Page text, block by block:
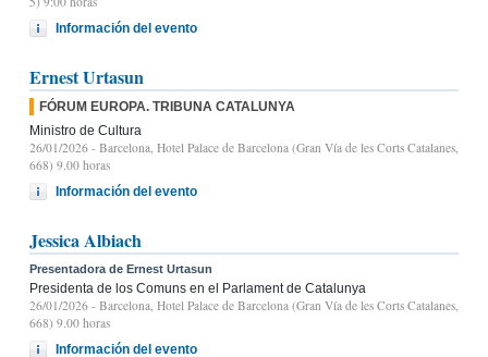
Información del evento
Ernest Urtasun
FÓRUM EUROPA. TRIBUNA CATALUNYA
Ministro de Cultura
26/01/2026 - Barcelona, Hotel Palace de Barcelona (Gran Vía de les Corts Catalanes,
668) 9.00 horas
Información del evento
Jessica Albiach
Presentadora de Ernest Urtasun
Presidenta de los Comuns en el Parlament de Catalunya
26/01/2026 - Barcelona, Hotel Palace de Barcelona (Gran Vía de les Corts Catalanes,
668) 9.00 horas
Información del evento